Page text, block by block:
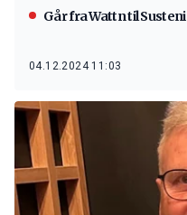
Går fra Wattn til Susteni
04.12.2024 11:03